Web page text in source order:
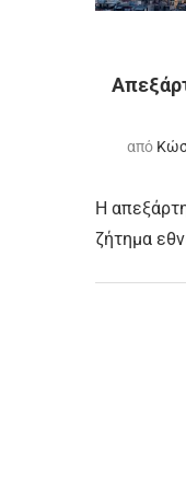
από
Η
ζήτημα